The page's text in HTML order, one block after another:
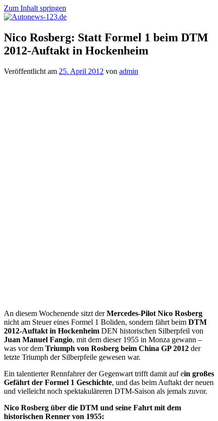
Zum Inhalt springen
Autonews-
123.de
Autonews
mit
Charme
Nico Rosberg: Statt Formel 1 beim DTM
2012-Auftakt in Hockenheim
Veröffentlicht am 25. April 2012 von admin
An diesem Wochenende sitzt derMercedes-Pilot Nico Rosberg
nicht am Steuer eines Formel 1 Boliden, sondern fährt beim DTM
2012-Auftakt in Hockenheim DEN historischen Silberpfeil von
Juan Manuel Fangio, mit dem dieser 1955 in Monza gewann –
was vor dem Triumph von Rosberg beim China GP 2012 der
letzte Triumph der Silberpfeile gewesen war.
Ein talentierter Rennfahrer der Gegenwart trifft damit auf ein großes
Gefährt der Formel 1 Geschichte, und das beim Auftakt der neuen
und vielleicht noch spektakuläreren DTM-Saison als jemals zuvor.
Nico Rosberg über die DTM und seine Fahrt mit dem
historischen Renner von 1955: